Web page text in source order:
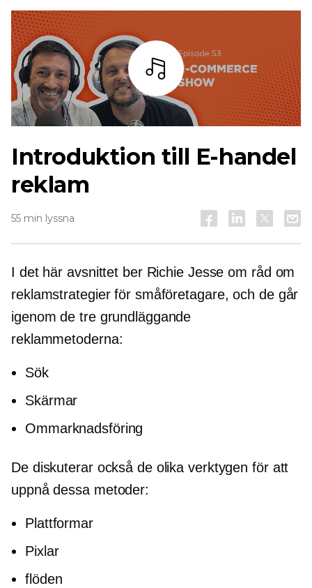
Lyssna
Introduktion till E-handel
reklam
55 min lyssna
I det här avsnittet ber Richie Jesse om råd om
reklamstrategier för småföretagare, och de går
igenom de tre grundläggande
reklammetoderna:
Sök
Skärmar
Ommarknadsföring
De diskuterar också de olika verktygen för att
uppnå dessa metoder:
Plattformar
Pixlar
flöden